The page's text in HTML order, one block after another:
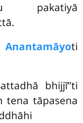
pakatiyā
Anantamāyoti
bhijjī’’ti
tena tāpasena